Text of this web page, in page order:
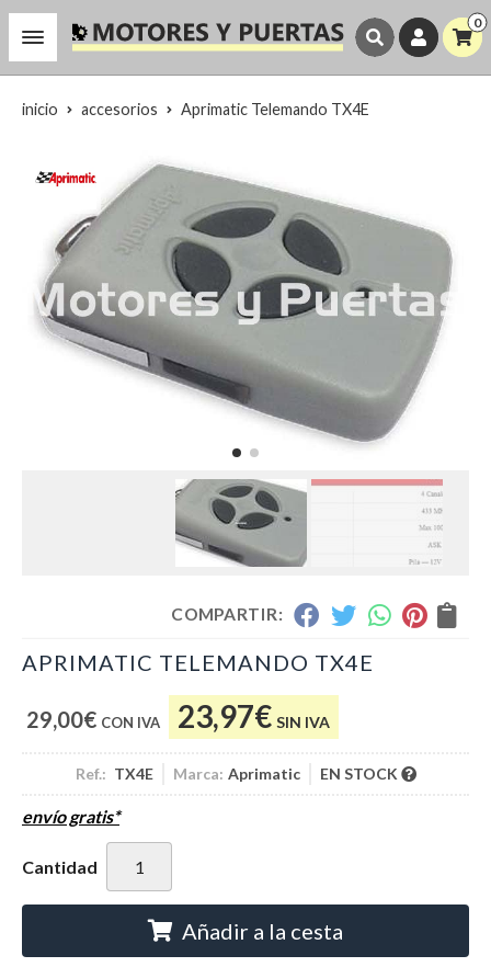
0
inicio accesorios Aprimatic Telemando TX4E
COMPARTIR:
APRIMATIC TELEMANDO TX4E
29,00€ 23,97€ SIN IVA
Ref.: TX4E Marca: Aprimatic EN STOCK
envío gratis*
Cantidad
Añadir a la cesta